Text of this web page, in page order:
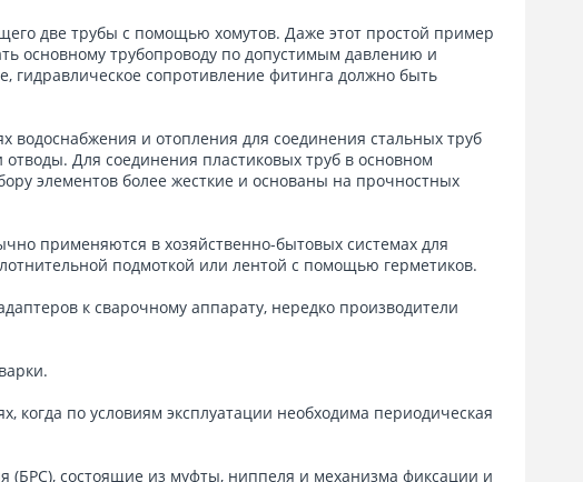
две трубы с помощью хомутов. Даже этот простой пример
основному трубопроводу по допустимым давлению и
гидравлическое сопротивление фитинга должно быть
и отопления для соединения стальных труб
Для соединения пластиковых труб в основном
элементов более жесткие и основаны на прочностных
применяются в хозяйственно-бытовых системах для
подмоткой или лентой с помощью герметиков.
к сварочному аппарату, нередко производители
по условиям эксплуатации необходима периодическая
состоящие из муфты, ниппеля и механизма фиксации и